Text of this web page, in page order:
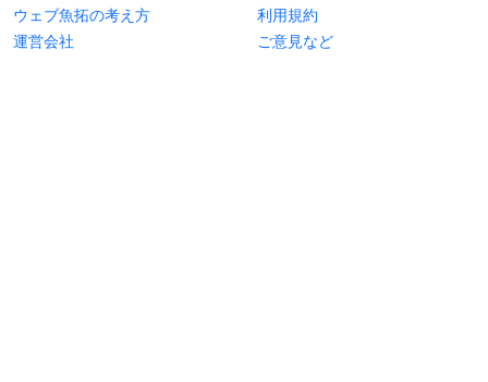
ウェブ魚拓の考え方
利用規約
運営会社
ご意見など